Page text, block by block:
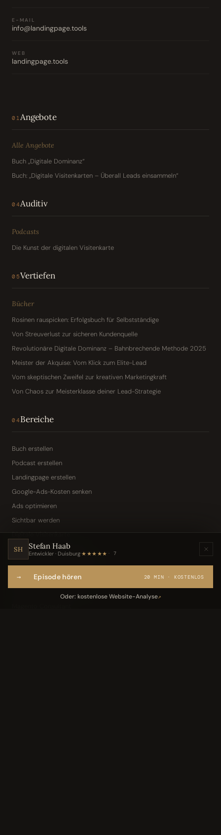
E-MAIL
info@landingpage.tools
WEB
landingpage.tools
01Angebote
Alle Angebote
Buch „Digitale Dominanz“
Buch: „Digitale Visitenkarten – Überall Leads einsammeln“
04Auditiv
Podcasts
Die Kunst der digitalen Visitenkarte
05Vertiefen
Bücher
Rosinen rauspicken: Erfolgsbuch für Selbstständige
Von Streuverlust zur sicheren Kundenquelle
Revolutionäre Digitale Dominanz – Bahnbrechende Methode 2025
Meister der Akquise: Vom Klick zum Elite-Lead
Vom skeptischen Zweifel zur kreativen Marketingkraft
Von Chaos zur Meisterklasse deiner Lead-Strategie
04Bereiche
Buch erstellen
Podcast erstellen
Landingpage erstellen
Google-Ads-Kosten senken
Ads optimieren
Sichtbar werden
Digitale Visitenkarte
KI-Assistent (Toni · Jarvis)
Webseite per Sprache
SH Stefan Haab
Entwickler · Duisburg·★★★★★ 7
→ Episode hören 20 MIN · KOSTENLOS
Oder: kostenlose Website-Analyse↗